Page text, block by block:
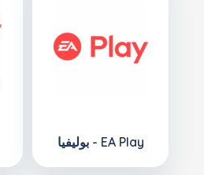
بوليفيا - EA Play